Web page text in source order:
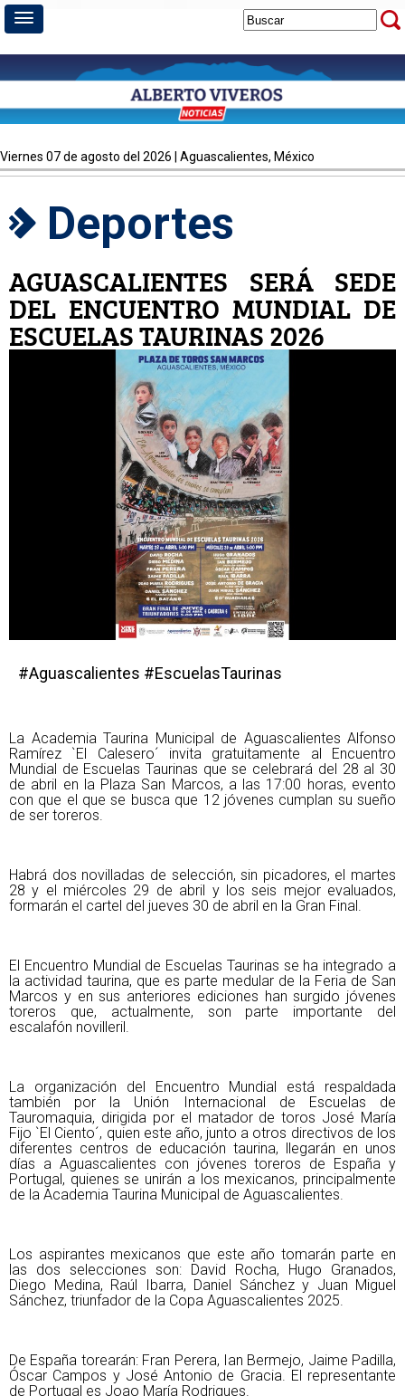
viernes 07 de agosto del 2026 | Aguascalientes, México
Deportes
AGUASCALIENTES SERÁ SEDE
DEL ENCUENTRO MUNDIAL DE
ESCUELAS TAURINAS 2026
#Aguascalientes #EscuelasTaurinas
La Academia Taurina Municipal de Aguascalientes Alfonso
Ramírez `El Calesero´ invita gratuitamente al Encuentro
Mundial de Escuelas Taurinas que se celebrará del 28 al 30
de abril en la Plaza San Marcos, a las 17:00 horas, evento
con que el que se busca que 12 jóvenes cumplan su sueño
de ser toreros.
Habrá dos novilladas de selección, sin picadores, el martes
28 y el miércoles 29 de abril y los seis mejor evaluados,
formarán el cartel del jueves 30 de abril en la Gran Final.
El Encuentro Mundial de Escuelas Taurinas se ha integrado a
la actividad taurina, que es parte medular de la Feria de San
Marcos y en sus anteriores ediciones han surgido jóvenes
toreros que, actualmente, son parte importante del
escalafón novilleril.
La organización del Encuentro Mundial está respaldada
también por la Unión Internacional de Escuelas de
Tauromaquia, dirigida por el matador de toros José María
Fijo `El Ciento´, quien este año, junto a otros directivos de los
diferentes centros de educación taurina, llegarán en unos
días a Aguascalientes con jóvenes toreros de España y
Portugal, quienes se unirán a los mexicanos, principalmente
de la Academia Taurina Municipal de Aguascalientes.
Los aspirantes mexicanos que este año tomarán parte en
las dos selecciones son: David Rocha, Hugo Granados,
Diego Medina, Raúl Ibarra, Daniel Sánchez y Juan Miguel
Sánchez, triunfador de la Copa Aguascalientes 2025.
De España torearán: Fran Perera, Ian Bermejo, Jaime Padilla,
Óscar Campos y José Antonio de Gracia. El representante
de Portugal es Joao María Rodrigues.